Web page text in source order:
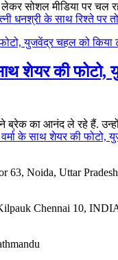
सोशल मीडिया पर चल
धनश्री के साथ रिश्ते पर
शेयर की
ब्रेक का आनंद ले रहे हैं.
वर्मा के साथ शेयर की फोटो,
63, Noida, Uttar
Chennai 10,